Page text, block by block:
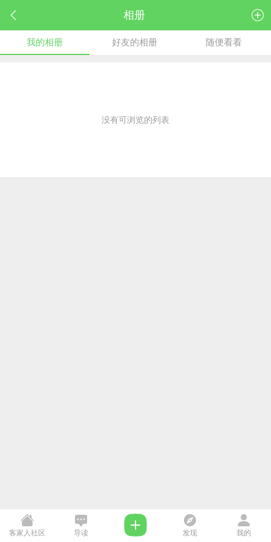
相册
我的相册 好友的相册 随便看看
没有可浏览的列表
客家人社区 导读 发现 我的